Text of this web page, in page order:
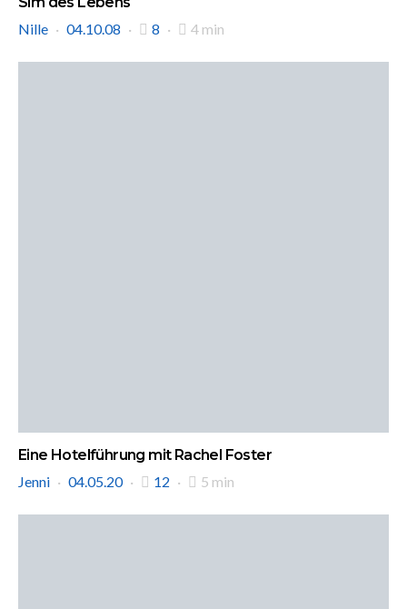
Nille
04.10.08 8 4 min
Eine Hotelführung mit Rachel Foster
Jenni
04.05.20 12 5 min